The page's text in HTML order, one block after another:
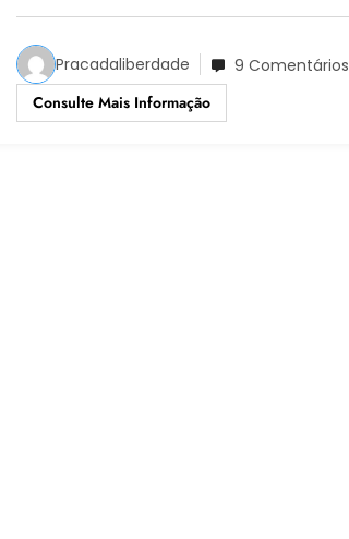
Pracadaliberdade
9 Comentários
Consulte Mais Informação